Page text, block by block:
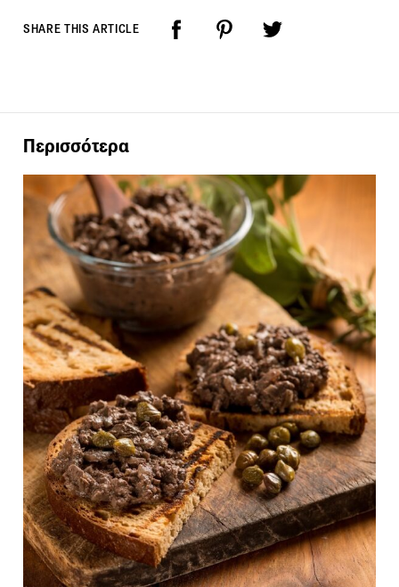
SHARE THIS ARTICLE
Περισσότερα